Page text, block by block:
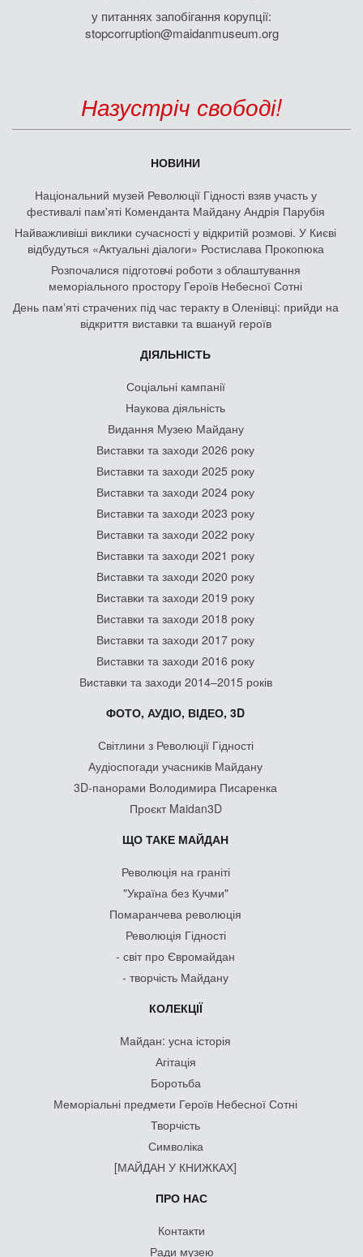
у питаннях запобігання корупції:
stopcorruption@maidanmuseum.org
Назустріч свободі!
НОВИНИ
Національний музей Революції Гідності взяв участь у
фестивалі пам'яті Коменданта Майдану Андрія Парубія
Найважливіші виклики сучасності у відкритій розмові. У Києві
відбудуться «Актуальні діалоги» Ростислава Прокопюка
Розпочалися підготовчі роботи з облаштування
меморіального простору Героїв Небесної Сотні
День памʼяті страчених під час теракту в Оленівці: прийди на
відкриття виставки та вшануй героїв
ДІЯЛЬНІСТЬ
Соціальні кампанії
Наукова діяльність
Видання Музею Майдану
Виставки та заходи 2026 року
Виставки та заходи 2025 року
Виставки та заходи 2024 року
Виставки та заходи 2023 року
Виставки та заходи 2022 року
Виставки та заходи 2021 року
Виставки та заходи 2020 року
Виставки та заходи 2019 року
Виставки та заходи 2018 року
Виставки та заходи 2017 року
Виставки та заходи 2016 року
Виставки та заходи 2014–2015 років
ФОТО, АУДІО, ВІДЕО, 3D
Світлини з Революції Гідності
Аудіоспогади учасників Майдану
3D-панорами Володимира Писаренка
Проєкт Maidan3D
ЩО ТАКЕ МАЙДАН
Революція на граніті
"Україна без Кучми"
Помаранчева революція
Революція Гідності
- світ про Євромайдан
- творчість Майдану
КОЛЕКЦІЇ
Майдан: усна історія
Агітація
Боротьба
Меморіальні предмети Героїв Небесної Сотні
Творчість
Символіка
[МАЙДАН У КНИЖКАХ]
ПРО НАС
Контакти
Ради музею